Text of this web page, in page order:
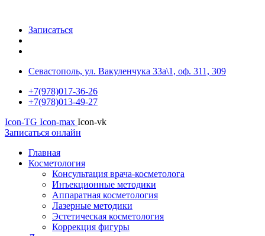
Записаться
Севастополь, ул. Вакуленчука 33а\1, оф. 311, 309
+7(978)017-36-26
+7(978)013-49-27
Icon-TG Icon-max Icon-vk
Записаться онлайн
Главная
Косметология
Консультация врача-косметолога
Инъекционные методики
Аппаратная косметология
Лазерные методики
Эстетическая косметология
Коррекция фигуры